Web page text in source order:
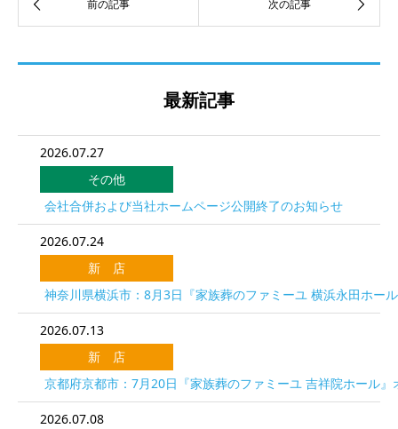
最新記事
2026.07.27
その他
会社合併および当社ホームページ公開終了のお知らせ
2026.07.24
新 店
神奈川県横浜市：8月3日『家族葬のファミーユ 横浜永田ホー
2026.07.13
新 店
京都府京都市：7月20日『家族葬のファミーユ 吉祥院ホール』
2026.07.08